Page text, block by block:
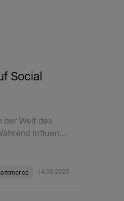
Social
der Welt des
Influen…
14.03.2025